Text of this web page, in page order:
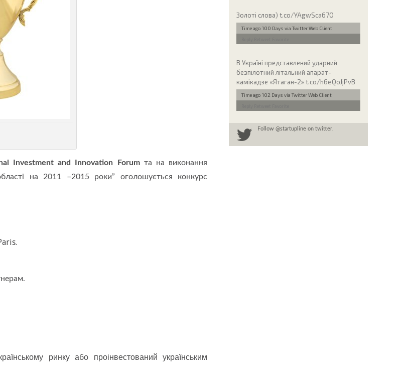
Investment and Innovation Forumта на виконання
на 2011 –2015 роки” оголошується конкурс
ринку або проінвестований українським
Золоті слова) t.co/YAgwSca67O
Time ago 100 Days via Twitter Web Client
В Україні представлений ударний
безпілотний літальний апарат-
камікадзе «Ятаган-2» t.co/h6eQoJjPvB
Time ago 102 Days via Twitter Web Client
Follow@startupline on twitter.